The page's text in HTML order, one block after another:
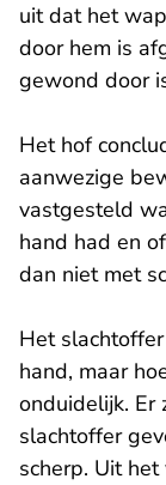
uit dat het
door hem is
gewond door
Het hof
aanwezige
vastgesteld
hand had en
dan niet met
Het
hand, maar
onduidelijk. Er
slachtoffer
scherp. Uit